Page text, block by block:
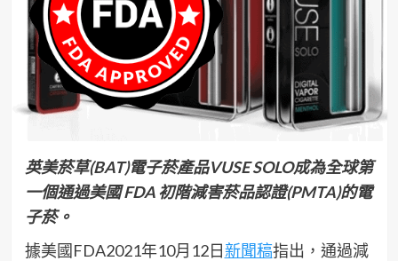
英美菸草(BAT)電子菸產品VUSE SOLO成為全球第
一個通過美國 FDA 初階減害菸品認證(PMTA)的電
子菸。
據美國FDA2021年10月12日新聞稿指出，通過減